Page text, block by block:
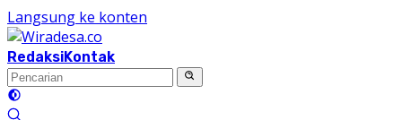
Langsung ke konten
RedaksiKontak